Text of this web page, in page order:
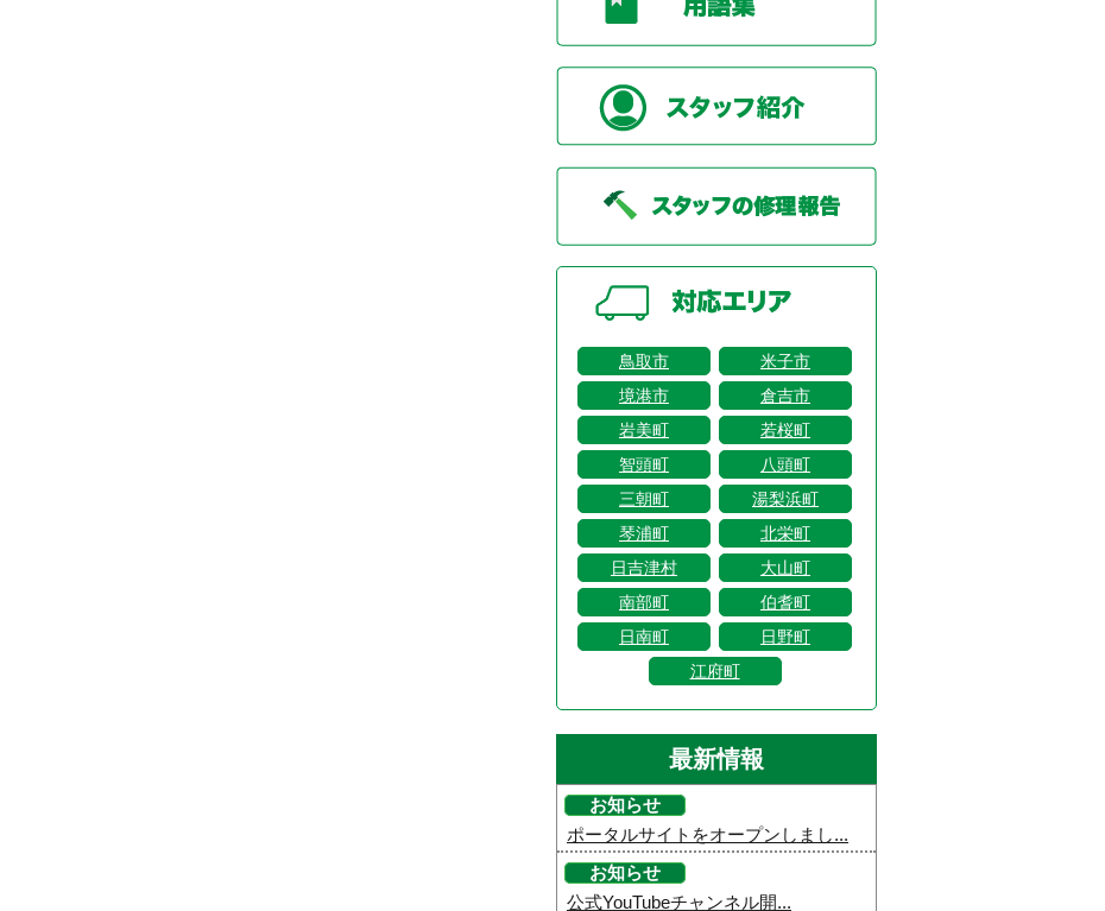
鳥取市
米子市
境港市
倉吉市
岩美町
若桜町
智頭町
八頭町
三朝町
湯梨浜町
琴浦町
北栄町
日吉津村
大山町
南部町
伯耆町
日南町
日野町
江府町
最新情報
お知らせ
ポータルサイトをオープンしまし...
お知らせ
公式YouTubeチャンネル開...